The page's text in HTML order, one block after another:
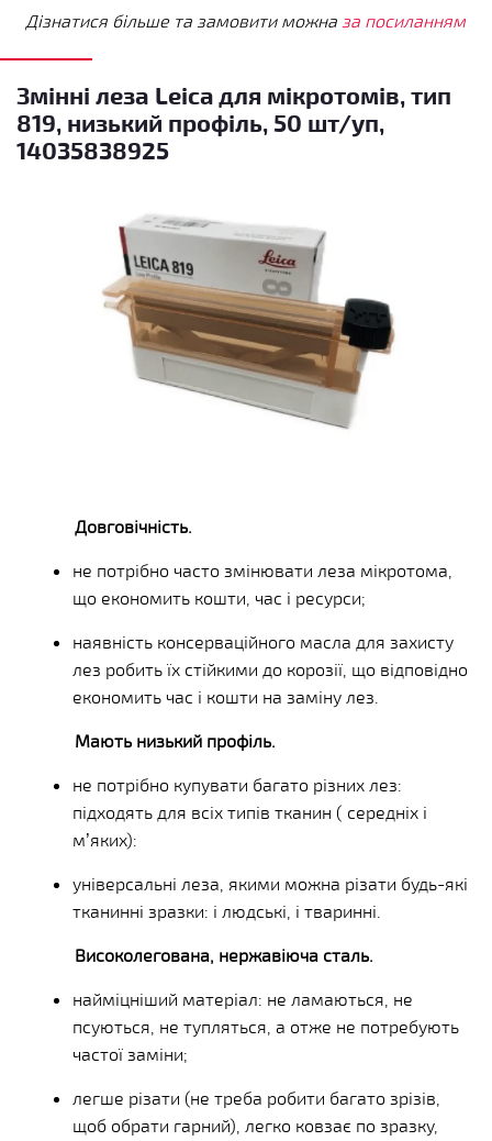
Дізнатися більше та замовити можна за посиланням
Змінні леза Leica для мікротомів, тип
819, низький профіль, 50 шт/уп,
14035838925
Довговічність.
не потрібно часто змінювати леза мікротома,
що економить кошти, час і ресурси;
наявність консерваційного масла для захисту
лез робить їх стійкими до корозії, що відповідно
економить час і кошти на заміну лез.
Мають низький профіль.
не потрібно купувати багато різних лез:
підходять для всіх типів тканин ( середніх і
м’яких):
універсальні леза, якими можна різати будь-які
тканинні зразки: і людські, і тваринні.
Високолегована, нержавіюча сталь.
найміцніший матеріал: не ламаються, не
псуються, не тупляться, а отже не потребують
частої заміни;
легше різати (не треба робити багато зрізів,
щоб обрати гарний), легко ковзає по зразку,